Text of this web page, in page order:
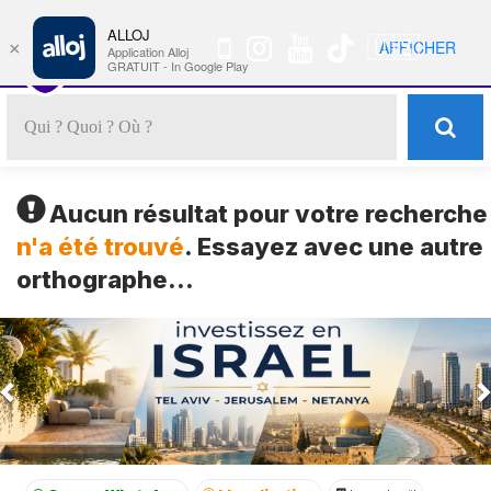
🇺🇸 Nav
Aucun résultat pour votre recherche
n'a été trouvé. Essayez avec une autre
orthographe...
Previous
×
ALLOJ
Application Alloj
GRATUIT - In Google Play
AFFICHER